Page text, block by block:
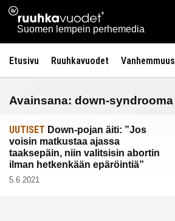
Siirry
sisältöön
Ruuhkavuodet.fi
Suomen lempein perhemedia
Etusivu Ruuhkavuodet Vanhemmuus
Avainsana: down-syndrooma
UUTISET Down-pojan äiti: ”Jos
voisin matkustaa ajassa
taaksepäin, niin valitsisin abortin
ilman hetkenkään epäröintiä”
5.6.2021